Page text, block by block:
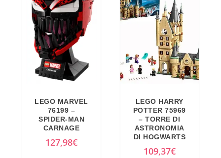
LEGO MARVEL
76199 –
SPIDER-MAN
CARNAGE
127,98€
LEGO HARRY
POTTER 75969
– TORRE DI
ASTRONOMIA
DI HOGWARTS
109,37€